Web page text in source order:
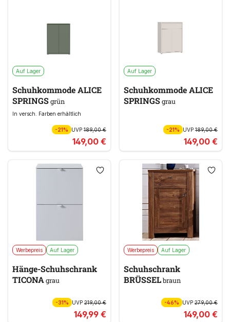
Auf Lager
Schuhkommode ALICE
SPRINGSgrün
In versch. Farben erhältlich
-21% UVP 189,00 €
149,00 €
Auf Lager
Schuhkommode ALICE
SPRINGSgrau
-21% UVP189,00 €
149,00 €
Werbepreis Auf Lager
Hänge-Schuhschrank
TICONAgrau
-31% UVP 219,00 €
149,99 €
Werbepreis Auf Lager
Schuhschrank
BRÜSSELbraun
-46% UVP279,00 €
149,00 €